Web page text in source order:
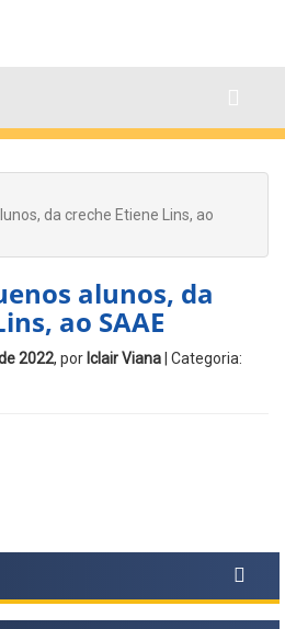
da creche Etiene Lins, ao
alunos, da
ao SAAE
2022, por Iclair Viana | Categoria: